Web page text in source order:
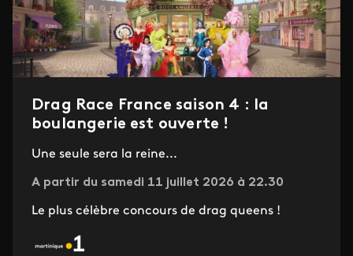
Drag Race France saison 4 : la
boulangerie est ouverte !
Une seule sera la reine...
A partir du samedi 11 juillet 2026 à 22.30
Le plus célèbre concours de drag queens !